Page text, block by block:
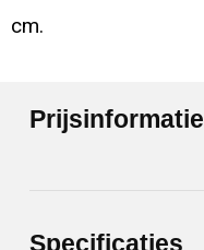
cm.
Prijsinformatie
Specificaties